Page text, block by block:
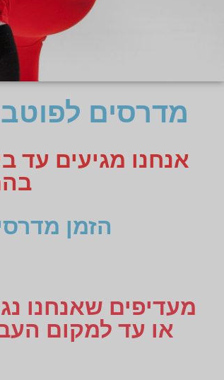
מדרסים לפוטבול 750 ₪ בלבד במקום 2400 ₪
אנחנו מגיעים עד
הזמן
מעדיפים שאנחנו